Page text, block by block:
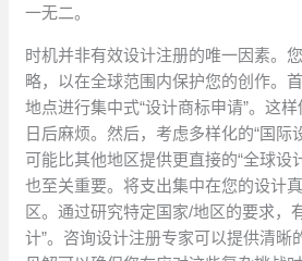
一无二。
时机并非有效设计注册的唯一因素。
略，以在全球范围内保护您的创作。
地点进行集中式“设计商标申请”。这
日后麻烦。然后，考虑多样化的“国际
可能比其他地区提供更直接的“全球设
也至关重要。将支出集中在您的设计
区。通过研究特定国家/地区的要求，
计”。咨询设计注册专家可以提供清晰